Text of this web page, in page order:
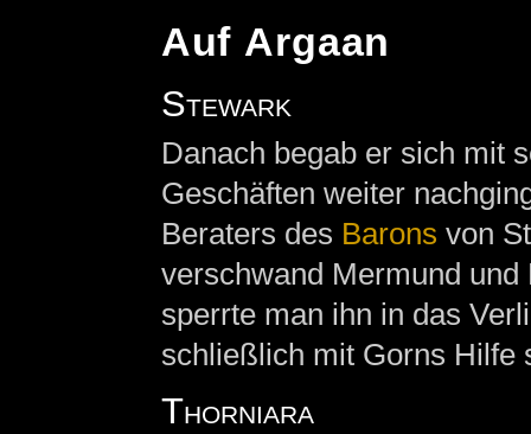
Auf Argaan
Stewark
Danach begab er sich mit
Geschäften weiter
Beraters des Barons von
verschwand Mermund
sperrte man ihn in das
schließlich mit Gorns Hilfe
Thorniara